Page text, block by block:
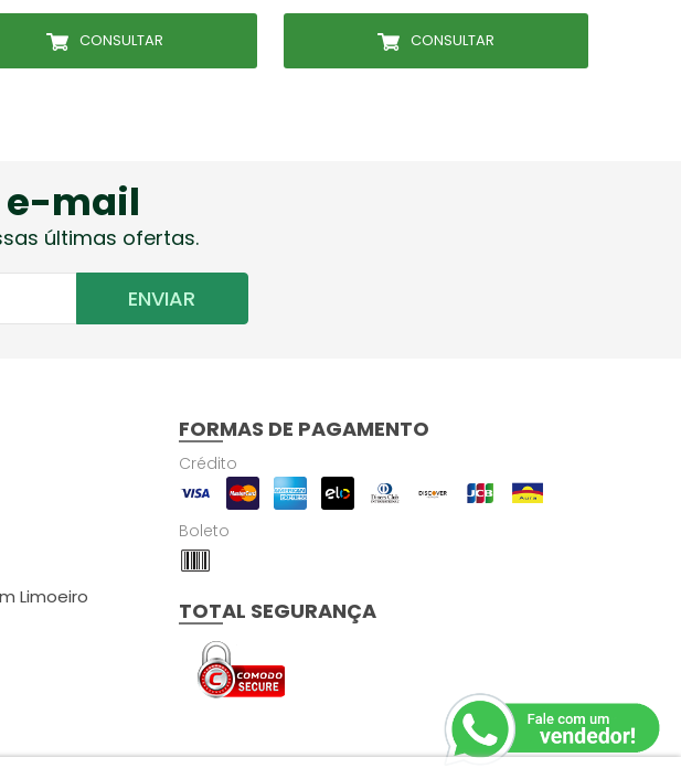
CONSULTAR CONSULTAR
e-mail
últimas ofertas.
ENVIAR
Limoeiro
FORMAS DE PAGAMENTO
Crédito
Boleto
TOTAL SEGURANÇA